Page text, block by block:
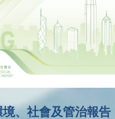
境、社會及管治報告